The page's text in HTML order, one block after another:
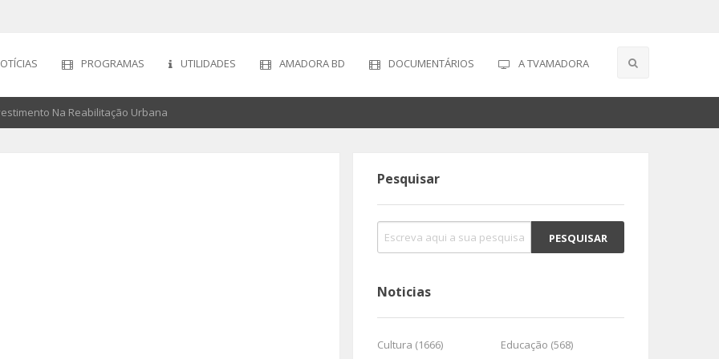
PROGRAMAS UTILIDADES AMADORA BD DOCUMENTÁRIOS A TVAMADORA
Na Reabilitação Urbana
Pesquisar
Noticias
Cultura (1666)
Educação (568)